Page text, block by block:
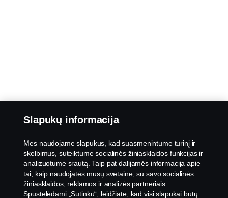
Slapukų informacija
Mes naudojame slapukus, kad suasmenintume turinį ir
skelbimus, suteiktume socialinės žiniasklaidos funkcijas ir
analizuotume srautą. Taip pat dalijamės informacija apie
tai, kaip naudojatės mūsų svetaine, su savo socialinės
žiniasklaidos, reklamos ir analizės partneriais.
Spustelėdami „Sutinku“, leidžiate, kad visi slapukai būtų